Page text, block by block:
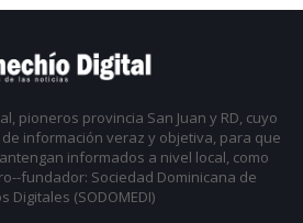
pioneros provincia San Juan y RD, cuyo
información veraz y objetiva, para que
informados a nivel local, como
fundador: Sociedad Dominicana de
Digitales (SODOMEDI)